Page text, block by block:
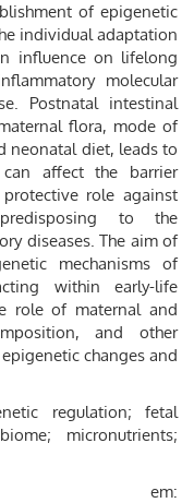
of epigenetic
individual adaptation
influence on lifelong
molecular
Postnatal intestinal
flora, mode of
neonatal diet, leads to
affect the barrier
role against
to the
diseases. The aim of
mechanisms of
within early-life
role of maternal and
and other
changes and
regulation; fetal
micronutrients;
em: